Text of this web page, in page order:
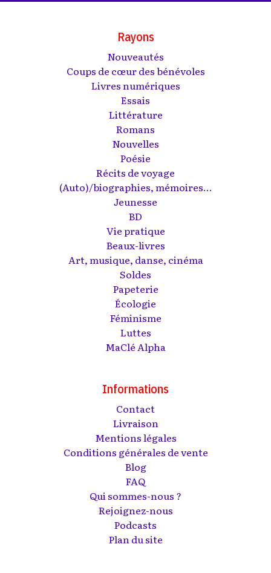
Rayons
Nouveautés
Coups de cœur des bénévoles
Livres numériques
Essais
Littérature
Romans
Nouvelles
Poésie
Récits de voyage
(Auto)/biographies, mémoires...
Jeunesse
BD
Vie pratique
Beaux-livres
Art, musique, danse, cinéma
Soldes
Papeterie
Écologie
Féminisme
Luttes
MaClé Alpha
Informations
Contact
Livraison
Mentions légales
Conditions générales de vente
Blog
FAQ
Qui sommes-nous ?
Rejoignez-nous
Podcasts
Plan du site